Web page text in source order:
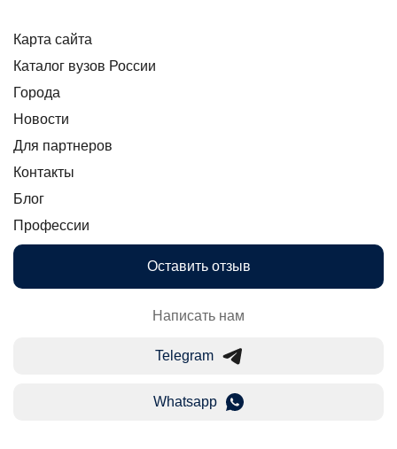
Карта сайта
Каталог вузов России
Города
Новости
Для партнеров
Контакты
Блог
Профессии
Оставить отзыв
Написать нам
Telegram
Whatsapp